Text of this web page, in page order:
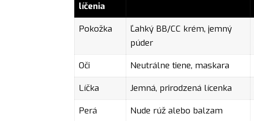
líčenia
Pokožka
Ľahký BB/CC krém, jemný
púder
Oči
Neutrálne tiene, maskara
Líčka
Jemná, prirodzená lícenka
Perá
Nude rúž alebo balzam